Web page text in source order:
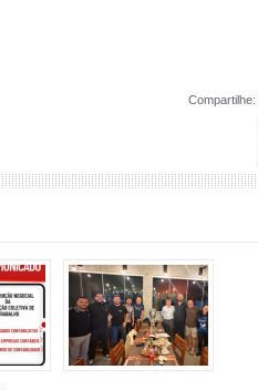
Compartilhe: